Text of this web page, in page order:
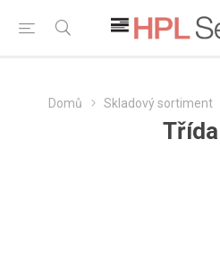
Domů Skladový sortiment